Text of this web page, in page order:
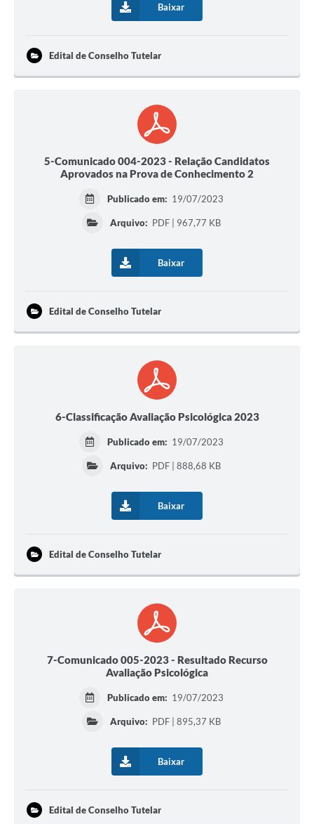
Baixar
Edital de Conselho Tutelar
5-Comunicado 004-2023 - Relação Candidatos
Aprovados na Prova de Conhecimento 2
Publicado em: 19/07/2023
Arquivo: PDF | 967,77 KB
Baixar
Edital de Conselho Tutelar
6-Classificação Avaliação Psicológica 2023
Publicado em: 19/07/2023
Arquivo: PDF | 888,68 KB
Baixar
Edital de Conselho Tutelar
7-Comunicado 005-2023 - Resultado Recurso
Avaliação Psicológica
Publicado em: 19/07/2023
Arquivo: PDF | 895,37 KB
Baixar
Edital de Conselho Tutelar